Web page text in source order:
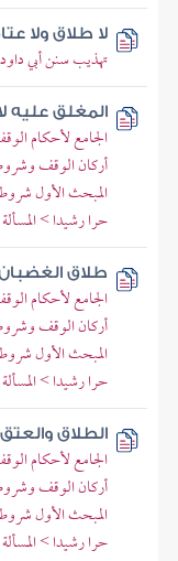
لا طلاق ولا
تهذيب سنن أبي
المغلق عليه
الجامع لأحكام
أركان الوقف
المبحث الأول
حرا رشيدا > المسألة
طلاق
الجامع لأحكام
أركان الوقف
المبحث الأول
حرا رشيدا > المسألة
الطلاق
الجامع لأحكام
أركان الوقف
المبحث الأول
حرا رشيدا > المسألة